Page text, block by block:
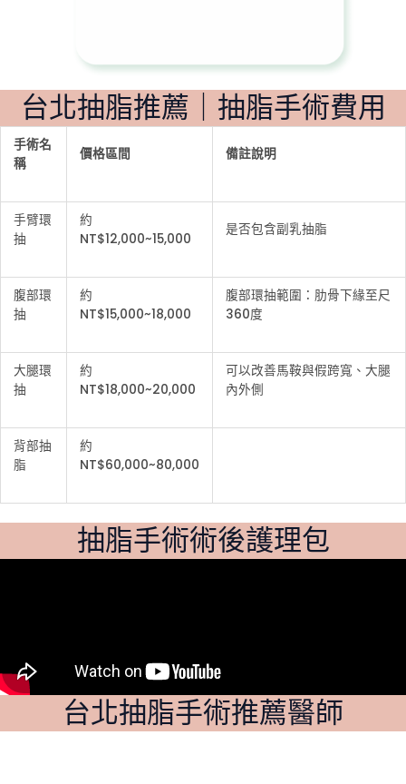
台北抽脂推薦｜抽脂手術費用
手術名
稱
價格區間 備註說明
手臂環
抽
約
NT$12,000~15,000
是否包含副乳抽脂
腹部環
抽
約
NT$15,000~18,000
腹部環抽範圍：肋骨下緣至尺
360度
大腿環
抽
約
NT$18,000~20,000
可以改善馬鞍與假跨寬、大腿
內外側
背部抽
脂
約
NT$60,000~80,000
抽脂手術術後護理包
台北抽脂手術推薦醫師